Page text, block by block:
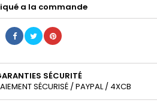
a la commande
SÉCURITÉ
SÉCURISÉ / PAYPAL / 4XCB